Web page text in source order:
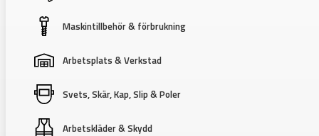
Maskintillbehör & förbrukning
Arbetsplats & Verkstad
Svets, Skär, Kap, Slip & Poler
Arbetskläder & Skydd